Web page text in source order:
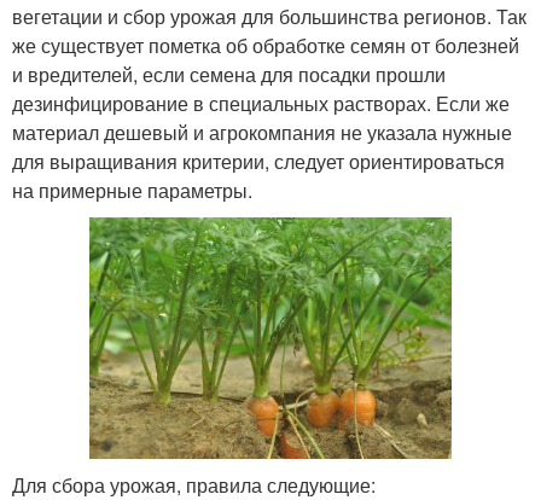
вегетации и сбор урожая для большинства регионов. Так
же существует пометка об обработке семян от болезней
и вредителей, если семена для посадки прошли
дезинфицирование в специальных растворах. Если же
материал дешевый и агрокомпания не указала нужные
для выращивания критерии, следует ориентироваться
на примерные параметры.
Для сбора урожая, правила следующие: